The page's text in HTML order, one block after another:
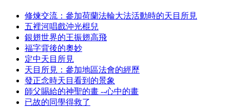
修煉交流：參加荷蘭法輪大法活動時的天目所見
五裡河唱戲沖光棍兒
銀翅世界的王振翅高飛
福字背後的奧妙
定中天目所見
天目所見：參加地區法會的經歷
發正念時天目看到的景象
師父賜給的神聖的畫 --心中的畫
已故的同學得救了